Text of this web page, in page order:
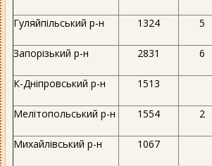
Гуляйпільський р-н 1324 5
Запорізький р-н 2831 6
К-Дніпровський р-н 1513
Мелітопольський р-н 1554 2
Михайлівський р-н 1067